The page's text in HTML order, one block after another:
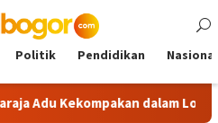
Politik Pendidikan Nasional
dalam Lomba PBB